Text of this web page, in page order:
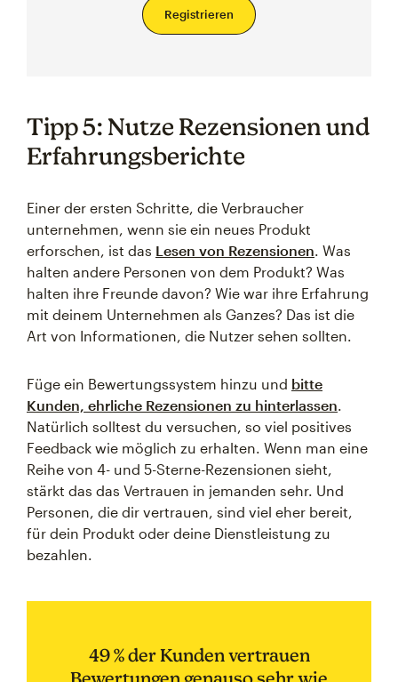
Registrieren
Tipp 5: Nutze Rezensionen und
Erfahrungsberichte
Einer der ersten Schritte, die Verbraucher
unternehmen, wenn sie ein neues Produkt
erforschen, ist das Lesen von Rezensionen. Was
halten andere Personen von dem Produkt? Was
halten ihre Freunde davon? Wie war ihre Erfahrung
mit deinem Unternehmen als Ganzes? Das ist die
Art von Informationen, die Nutzer sehen sollten.
Füge ein Bewertungssystem hinzu und bitte
Kunden, ehrliche Rezensionen zu hinterlassen.
Natürlich solltest du versuchen, so viel positives
Feedback wie möglich zu erhalten. Wenn man eine
Reihe von 4- und 5-Sterne-Rezensionen sieht,
stärkt das das Vertrauen in jemanden sehr. Und
Personen, die dir vertrauen, sind viel eher bereit,
für dein Produkt oder deine Dienstleistung zu
bezahlen.
49 % der Kunden vertrauen